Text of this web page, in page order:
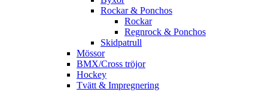
Rockar & Ponchos
Rockar
Regnrock & Ponchos
Skidpatrull
Mössor
BMX/Cross tröjor
Hockey
Tvätt & Impregnering